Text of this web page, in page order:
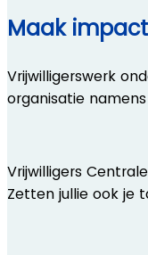
Maak
Vrijwilligerswerk
organisatie
Vrijwilligers
Zetten jullie ook je